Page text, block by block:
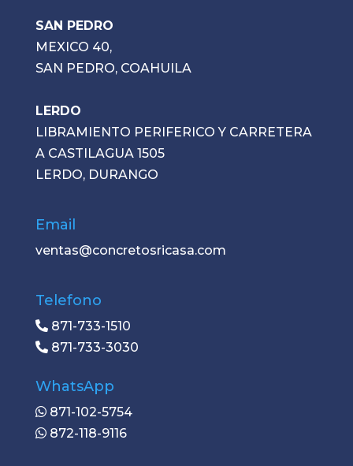
SAN PEDRO
MEXICO 40,
SAN PEDRO, COAHUILA
LERDO
LIBRAMIENTO PERIFERICO Y CARRETERA
A CASTILAGUA 1505
LERDO, DURANGO
Email
ventas@concretosricasa.com
Telefono
871-733-1510
871-733-3030
WhatsApp
871-102-5754
872-118-9116